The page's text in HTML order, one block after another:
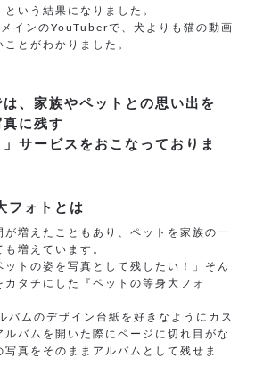
という結果になりました。
インのYouTuberで、犬よりも猫の動画
とがわかりました。
、家族やペットとの思い出を
真に残す
」サービスをおこなっておりま
フォトとは
が増えたこともあり、ペットを家族の一
増えています。
ットの姿を写真として残したい！」そん
カタチにした『ペットの等身大フォ
バムのデザイン台紙を好きなようにカス
ルバムを開いた際にページに切れ目がな
写真をそのままアルバムとして残せま